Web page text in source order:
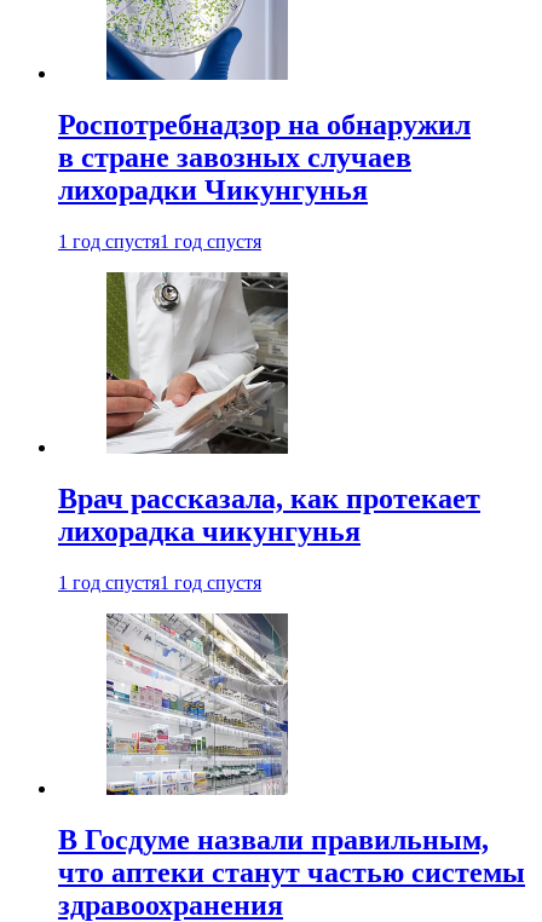
Роспотребнадзор на обнаружил
в стране завозных случаев
лихорадки Чикунгунья
1 год спустя1 год спустя
Врач рассказала, как протекает
лихорадка чикунгунья
1 год спустя1 год спустя
В Госдуме назвали правильным,
что аптеки станут частью системы
здравоохранения